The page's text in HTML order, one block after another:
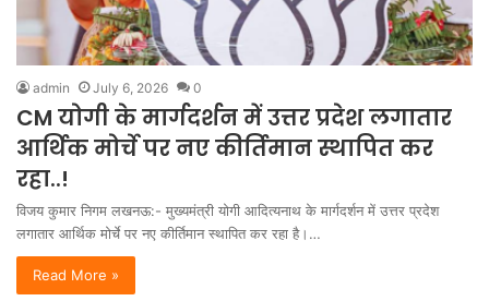
admin July 6, 2026 0
CM योगी के मार्गदर्शन में उत्तर प्रदेश लगातार
आर्थिक मोर्चे पर नए कीर्तिमान स्थापित कर
रहा..!
विजय कुमार निगम लखनऊ:- मुख्यमंत्री योगी आदित्यनाथ के मार्गदर्शन में उत्तर प्रदेश
लगातार आर्थिक मोर्चे पर नए कीर्तिमान स्थापित कर रहा है।…
Read More »